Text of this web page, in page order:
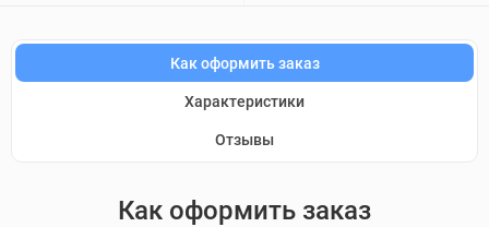
Как оформить заказ
Характеристики
Отзывы
Как оформить заказ